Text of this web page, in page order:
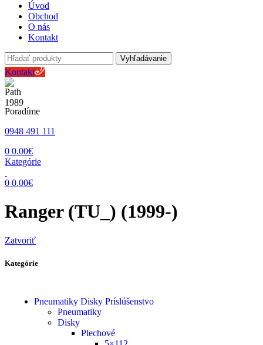
Úvod
Obchod
O nás
Kontakt
Vyhľadávanie
Kontakt
Poradíme
0948 491 111
0 0.00€
Kategórie
0 0.00€
Ranger (TU_) (1999-)
Zatvoriť
Kategórie
Pneumatiky Disky Príslúšenstvo
Pneumatiky
Disky
Plechové